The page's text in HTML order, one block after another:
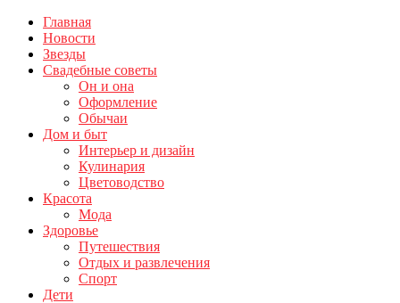
Главная
Новости
Звезды
Свадебные советы
Он и она
Оформление
Обычаи
Дом и быт
Интерьер и дизайн
Кулинария
Цветоводство
Красота
Мода
Здоровье
Путешествия
Отдых и развлечения
Спорт
Дети